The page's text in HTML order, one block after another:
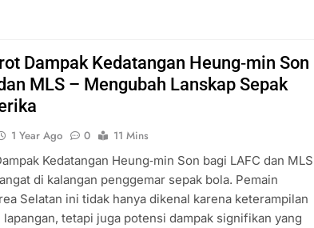
Dampak Kedatangan Heung‑min Son
MLS – Mengubah Lanskap Sepak
1 Year Ago 0
11 Mins
Kedatangan Heung‑min Son bagi LAFC dan MLS
di kalangan penggemar sepak bola. Pemain
Selatan ini tidak hanya dikenal karena keterampilan
lapangan, tetapi juga potensi dampak signifikan yang